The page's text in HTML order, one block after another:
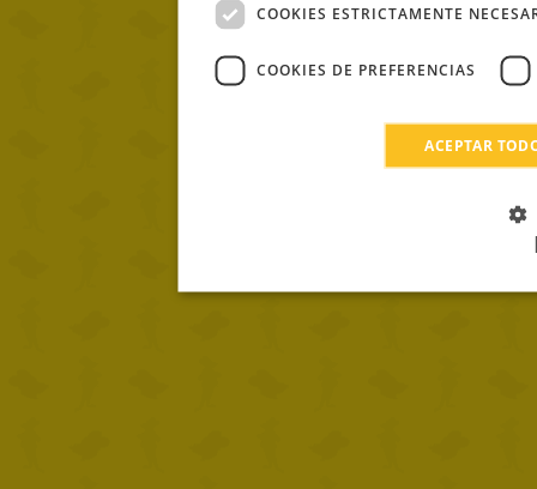
COOKIES ESTRICTAMENTE
COOKIES DE PREFERENCIAS
ACEPTAR